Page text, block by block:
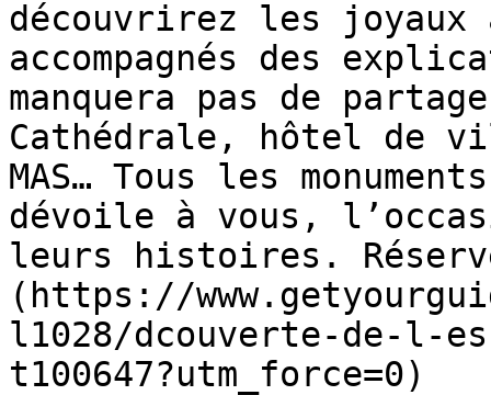
découvrirez les
accompagnés des
manquera pas de
Cathédrale, hôtel de
MAS… Tous les
dévoile à vous,
leurs histoires.
(https://
l1028/dcouverte-de-l-
t100647?utm_force=0)